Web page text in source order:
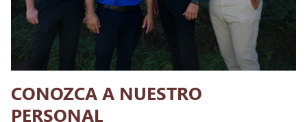
CONOZCA A NUESTRO
PERSONAL